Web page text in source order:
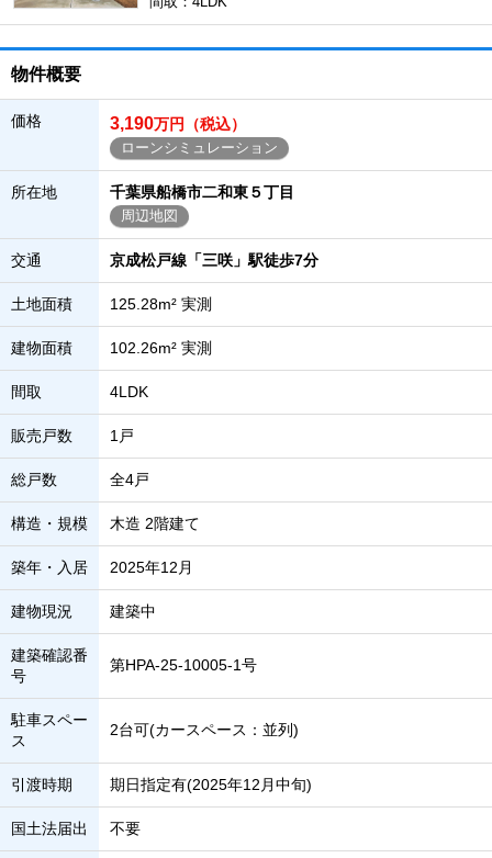
物件概要
価格 3,190万円（税込）
ローンシミュレーション
所在地 千葉県船橋市二和東５丁目
周辺地図
交通 京成松戸線「三咲」駅徒歩7分
土地面積 125.28m² 実測
建物面積 102.26m² 実測
間取 4LDK
販売戸数 1戸
総戸数 全4戸
構造・規模 木造 2階建て
築年・入居 2025年12月
建物現況 建築中
建築確認番
号
第HPA-25-10005-1号
駐車スペー
ス
2台可(カースペース：並列)
引渡時期 期日指定有(2025年12月中旬)
国土法届出 不要